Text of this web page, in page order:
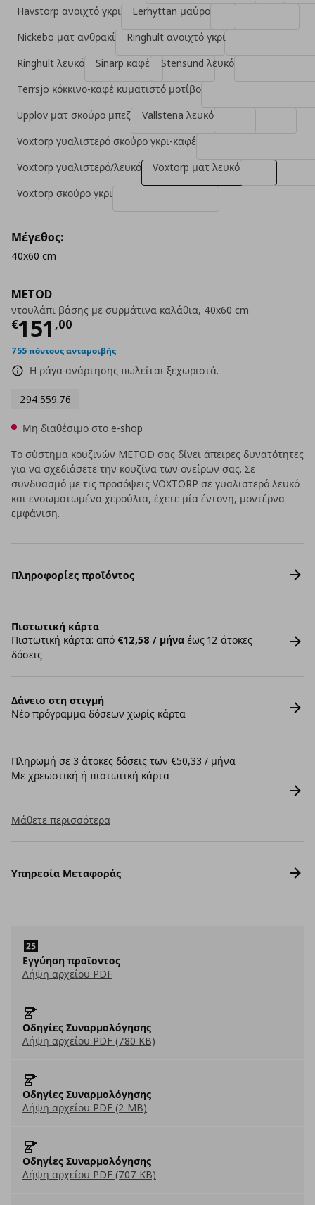
METOD
ντουλάπι βάσης με συρμάτινα καλάθια, 40x60 cm
€151 ,00
Τρέχουσα τιμή
755 πόντους ανταμοιβής
Η ράγα ανάρτησης πωλείται ξεχωριστά.
294.559.76
Havstorp ανοιχτό γκρι
Lerhyttan μαύρο
Nickebo ματ ανθρακί
Ringhult ανοιχτό γκρι
Ringhult λευκό
Sinarp καφέ
Stensund λευκό
Terrsjo κόκκινο-καφέ κυματιστό μοτίβο
Upplov ματ σκούρο μπεζ
Vallstena λευκό
Voxtorp γυαλιστερό σκούρο γκρι-καφέ
Voxtorp γυαλιστερό/λευκό
Voxtorp ματ λευκό
Voxtorp σκούρο γκρι
Μέγεθος:
40x60 cm
Μη διαθέσιμο στο e-shop
Το σύστημα κουζινών METOD σας δίνει άπειρες δυνατότητες
για να σχεδιάσετε την κουζίνα των ονείρων σας. Σε
συνδυασμό με τις προσόψεις VOXTORP σε γυαλιστερό λευκό
και ενσωματωμένα χερούλια, έχετε μία έντονη, μοντέρνα
εμφάνιση.
Πληροφορίες προϊόντος
Πιστωτική κάρτα
Πιστωτική κάρτα: από €12,58 / μήνα έως 12 άτοκες
δόσεις
Δάνειο στη στιγμή
Νέο πρόγραμμα δόσεων χωρίς κάρτα
Πληρωμή σε 3 άτοκες δόσεις των €50,33 / μήνα
Με χρεωστική ή πιστωτική κάρτα
Μάθετε περισσότερα
Υπηρεσία Μεταφοράς
Εγγύηση προϊοντος
Λήψη αρχείου PDF
Οδηγίες Συναρμολόγησης
Λήψη αρχείου PDF (780 KB)
Οδηγίες Συναρμολόγησης
Λήψη αρχείου PDF (2 MB)
Οδηγίες Συναρμολόγησης
Λήψη αρχείου PDF (707 KB)